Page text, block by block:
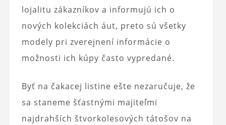
lojalitu zákazníkov a informujú ich o
nových kolekciách áut, preto sú všetky
modely pri zverejnení informácie o
možnosti ich kúpy často vypredané.
Byť na čakacej listine ešte nezaručuje, že
sa staneme šťastnými majiteľmi
najdrahších štvorkolesových tátošov na